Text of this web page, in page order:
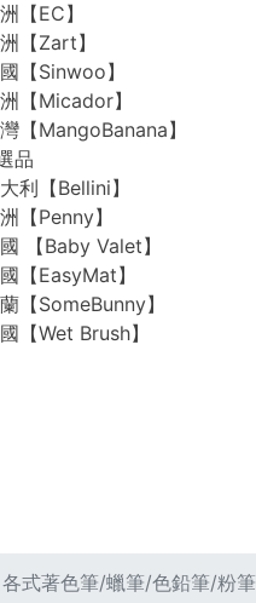
【EC】
【Zart】
【Sinwoo】
【Micador】
【MangoBanana】
品
利【Bellini】
【Penny】
【Baby Valet】
【EasyMat】
【SomeBunny】
【Wet Brush】
各式著色筆/蠟筆/色鉛筆/粉筆